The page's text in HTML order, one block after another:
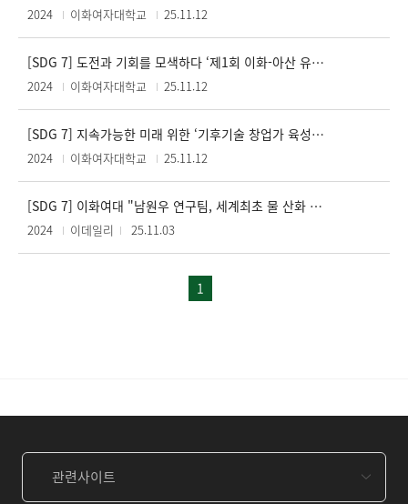
2024 이화여자대학교 25.11.12
[SDG 7] 도전과 기회를 모색하다 ‘제1회 이화-아산 유니버시티 기후테크 창업 포럼’
2024 이화여자대학교 25.11.12
[SDG 7] 지속가능한 미래 위한 ‘기후기술 창업가 육성 부트캠프’ 개최
2024 이화여자대학교 25.11.12
[SDG 7] 이화여대 "남원우 연구팀, 세계최초 물 산화 반응 메커니즘 규명"
2024 이데일리 25.11.03
1
관련사이트